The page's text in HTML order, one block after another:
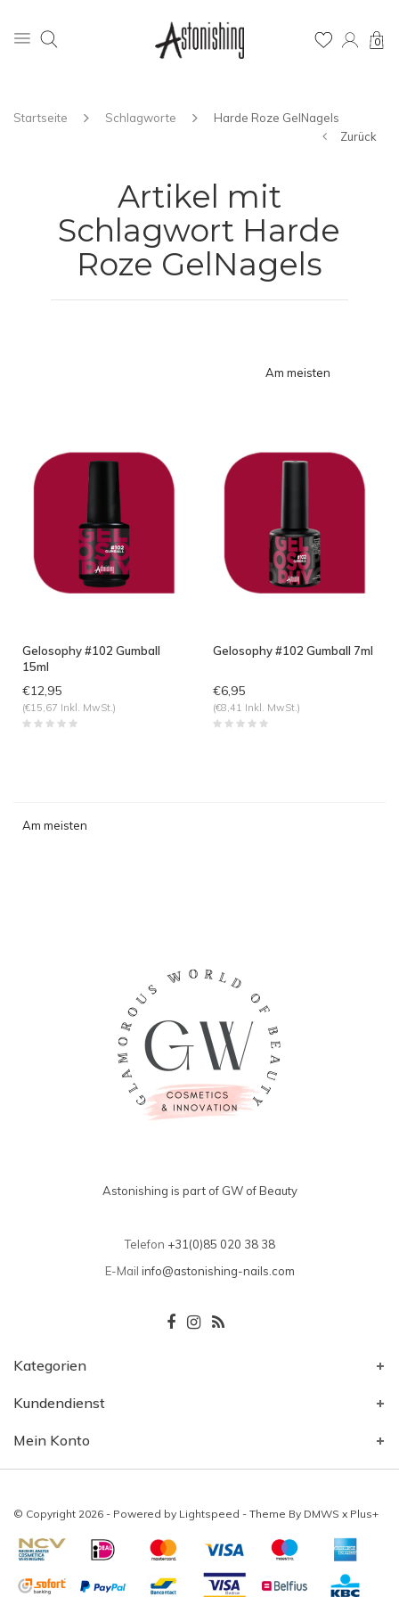
0
Startseite Schlagworte
Harde Roze GelNagels
Zurück
Artikel mit
Schlagwort Harde
Roze GelNagels
Am meisten
Gelosophy #102 Gumball
15ml
€12,95
(€15,67 Inkl. MwSt.)
Gelosophy #102 Gumball 7ml
€6,95
(€8,41 Inkl. MwSt.)
Am meisten
Astonishing is part of GW of Beauty
Telefon +31(0)85 020 38 38
E-Mail info@astonishing-nails.com
Kategorien
Kundendienst
Mein Konto
© Copyright 2026 - Powered by Lightspeed - Theme By DMWS x Plus+